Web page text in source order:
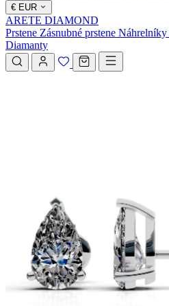
€ EUR
ARETE DIAMOND
Prstene Zásnubné prstene Náhrelníky
Diamanty